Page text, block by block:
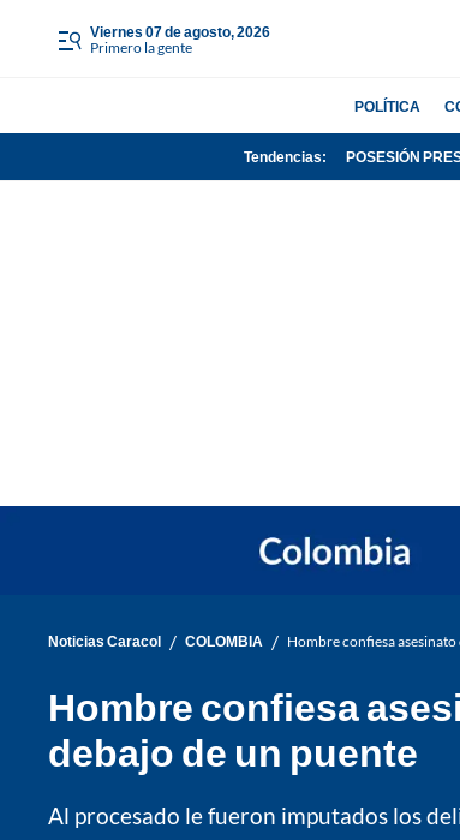
viernes 07 de agosto, 2026
Primero la gente
POLÍTICA
Tendencias: POSESIÓN
Noticias Caracol / COLOMBIA / Hombre confiesa
Hombre confiesa
debajo de un puente
Al procesado le fueron imputados los